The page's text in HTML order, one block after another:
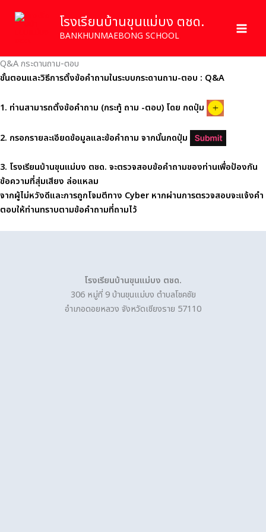
โรงเรียนบ้านขุนแม่บง ตชด.
BANKHUNMAEBONG SCHOOL
Q&A กระดานถาม-ตอบ
ขั้นตอนและวิธีการตั้งข้อคำถามในระบบกระดานถาม-ตอบ : Q&A
1. ท่านสามารถตั้งข้อคำถาม (กระทู้ ถาม -ตอบ) โดย กดปุ่ม
2. กรอกรายละเอียดข้อมูลและข้อคำถาม จากนั้นกดปุ่ม
3. โรงเรียนบ้านขุนแม่บง ตชด. จะตรวจสอบข้อคำถามของท่านเพื่อป้องกัน
ข้อความที่สุ่มเสียง ล่อแหลม
จากผู้ไม่หวังดีและการถูกโจมตีทาง Cyber หากผ่านการตรวจสอบจะแจ้งคำ
ตอบให้ท่านทราบตามข้อคำถามที่ถามไว้
โรงเรียนบ้านขุนแม่บง ตชด.
306 หมู่ที่ 9 บ้านขุนแม่บง ตำบลโชคชัย
อำเภอดอยหลวง จังหวัดเชียงราย 57110